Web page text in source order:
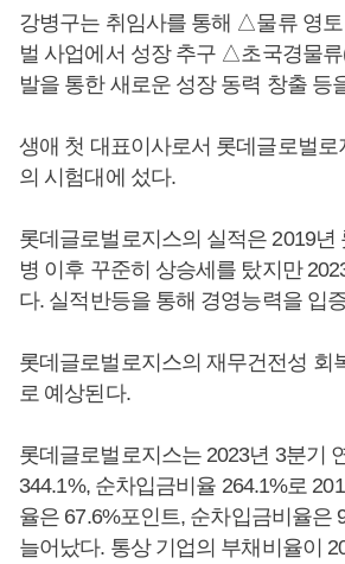
강병구는 취임사를 통해 △물류 영
벌 사업에서 성장 추구 △초국경물
발을 통한 새로운 성장 동력 창출 등
생애 첫 대표이사로서 롯데글로벌
의 시험대에 섰다.
롯데글로벌로지스의 실적은 2019년
병 이후 꾸준히 상승세를 탔지만
다. 실적반등을 통해 경영능력을 입
롯데글로벌로지스의 재무건전성 회
로 예상된다.
롯데글로벌로지스는 2023년 3분기
344.1%, 순차입금비율 264.1%로
율은 67.6%포인트, 순차입금비율은
늘어났다. 통상 기업의 부채비율이